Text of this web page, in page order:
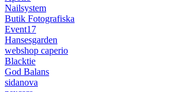
Nailsystem
Butik Fotografiska
Event17
Hansesgarden
webshop caperio
Blacktie
God Balans
sidanova